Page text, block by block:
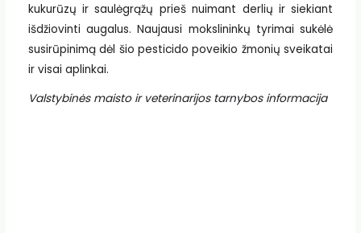
kukurūzų ir saulėgrąžų prieš nuimant derlių ir siekiant
išdžiovinti augalus. Naujausi mokslininkų tyrimai sukėlė
susirūpinimą dėl šio pesticido poveikio žmonių sveikatai
ir visai aplinkai.
Valstybinės maisto ir veterinarijos tarnybos informacija